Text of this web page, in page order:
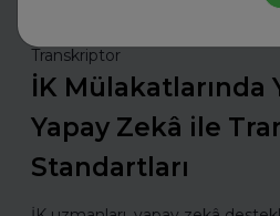
Transkriptor
İK Mülakatlarında
Yapay Zekâ ile
Standartları